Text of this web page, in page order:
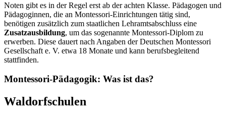
Noten gibt es in der Regel erst ab der achten Klasse. Pädagogen und
Pädagoginnen, die an Montessori-Einrichtungen tätig sind,
benötigen zusätzlich zum staatlichen Lehramtsabschluss eine
Zusatzausbildung, um das sogenannte Montessori-Diplom zu
erwerben. Diese dauert nach Angaben der Deutschen Montessori
Gesellschaft e. V. etwa 18 Monate und kann berufsbegleitend
stattfinden.
Montessori-Pädagogik: Was ist das?
Waldorfschulen